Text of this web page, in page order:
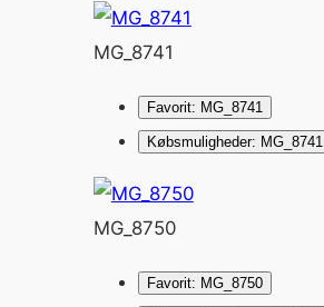
MG_8741
Favorit: MG_8741
Købsmuligheder: MG_8741
MG_8750
Favorit: MG_8750